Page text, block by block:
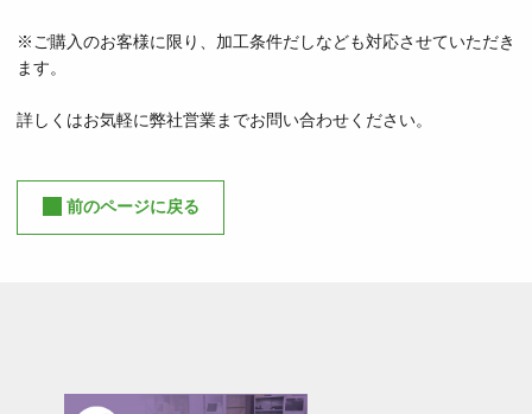
※ご購入のお客様に限り、加工条件だしなども対応させていただき
ます。
詳しくはお気軽に弊社営業までお問い合わせください。
前のページに戻る